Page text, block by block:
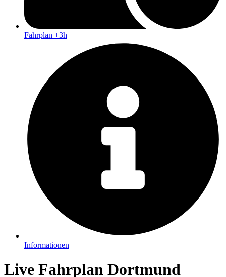
Fahrplan +3h
Informationen
Live Fahrplan Dortmund